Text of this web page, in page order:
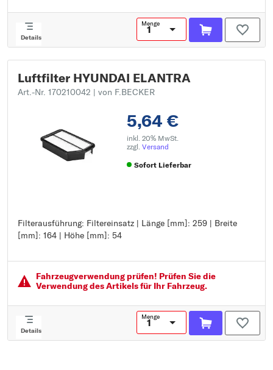
Details
Menge
Luftfilter HYUNDAI ELANTRA
Art.-Nr. 170210042 | von F.BECKER
5,64 €
inkl. 20% MwSt.
zzgl. Versand
Sofort Lieferbar
Filterausführung: Filtereinsatz | Länge [mm]: 259 | Breite
[mm]: 164 | Höhe [mm]: 54
Filterausführung: Filtereinsatz
Länge [mm]: 259
Höhe [mm]: 54
Fahrzeugver­wendung prüfen! Prüfen Sie die
Verwendung des Artikels für Ihr Fahrzeug.
Details
Menge